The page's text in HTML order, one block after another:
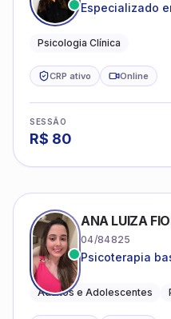
Especializado
Psicologia Clínica
CRP ativo Online
SESSÃO
R$ 80
ANA LUIZA
04/84825
Psicoterapia
Adultos e Adolescentes